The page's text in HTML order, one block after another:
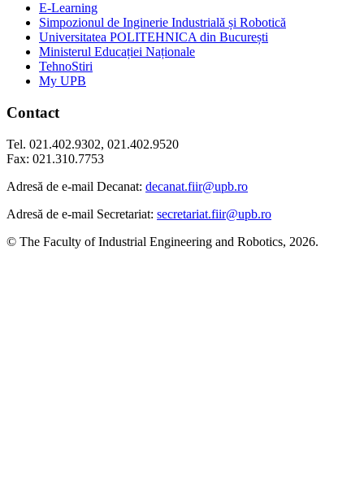
E-Learning
Simpozionul de Inginerie Industrială și Robotică
Universitatea POLITEHNICA din București
Ministerul Educației Naționale
TehnoStiri
My UPB
Contact
Tel. 021.402.9302, 021.402.9520
Fax: 021.310.7753
Adresă de e-mail Decanat: decanat.fiir@upb.ro
Adresă de e-mail Secretariat: secretariat.fiir@upb.ro
© The Faculty of Industrial Engineering and Robotics, 2026.